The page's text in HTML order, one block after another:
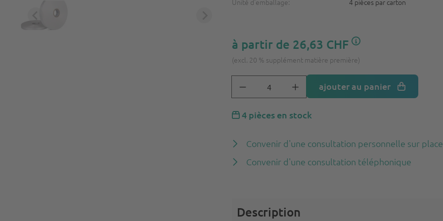
Unité d'emballage: 4 pièces par carton
à partir de 26,63 CHF
(excl. 20 % supplément matière première)
ajouter au panier
4 pièces en stock
Convenir d'une consultation personnelle sur place
Convenir d'une consultation téléphonique
Description